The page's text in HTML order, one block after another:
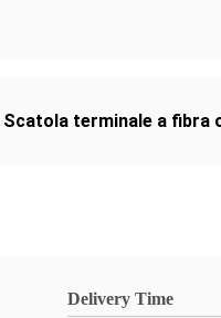
Scatola terminale a fibra
Delivery Time